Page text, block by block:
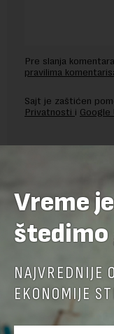
Pre slanja
pravilima
Sajt je zaštićen
Privatnosti i Google
Vreme
štedimo
NAJVREDNIJE
EKONOMIJE